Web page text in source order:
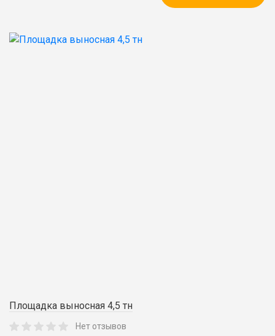
Площадка выносная 4,5 тн
Нет отзывов